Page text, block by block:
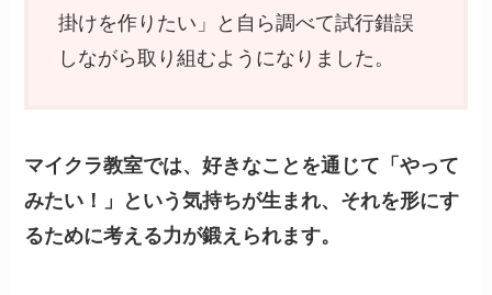
掛けを作りたい」と自ら調べて試行錯誤
しながら取り組むようになりました。
マイクラ教室では、好きなことを通じて「やって
みたい！」という気持ちが生まれ、それを形にす
るために考える力が鍛えられます。